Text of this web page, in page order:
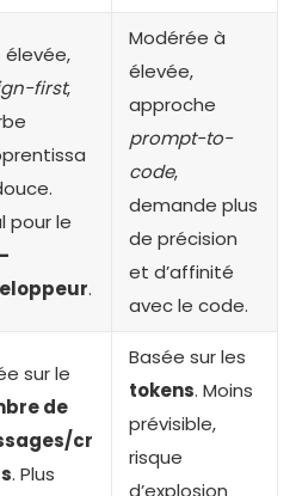
élevée,
first,
pour le
.
Modérée à
élevée,
approche
prompt-to-
code,
demande plus
de précision
et d’affinité
avec le code.
sur le
de
cr
. Plus
Basée sur les
tokens. Moins
prévisible,
risque
d’explosion